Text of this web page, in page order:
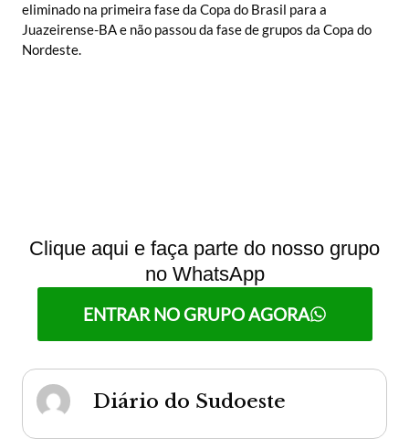
eliminado na primeira fase da Copa do Brasil para a
Juazeirense-BA e não passou da fase de grupos da Copa do
Nordeste.
Clique aqui e faça parte do nosso grupo
no WhatsApp
ENTRAR NO GRUPO AGORA
Diário do Sudoeste